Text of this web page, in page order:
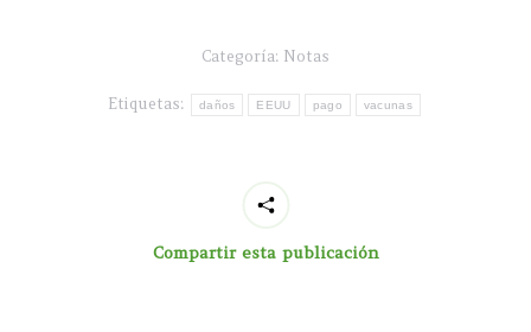
Categoría: Notas
Etiquetas: daños EEUU pago vacunas
Compartir esta publicación